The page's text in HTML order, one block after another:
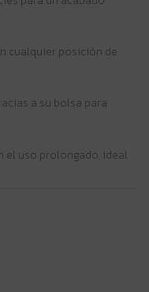
cualquier posición de
a su bolsa para
el uso prolongado, ideal